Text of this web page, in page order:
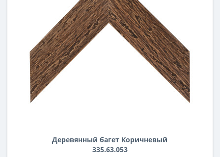
Деревянный багет Коричневый
335.63.053